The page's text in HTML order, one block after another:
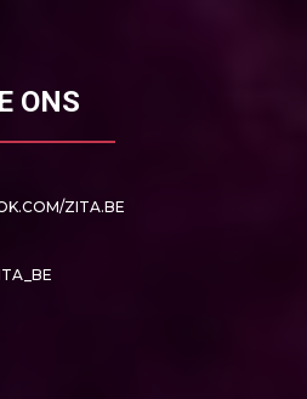
ONS
ZITA.BE